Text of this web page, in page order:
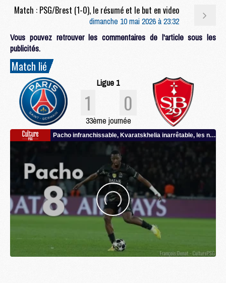
Match : PSG/Brest (1-0), le résumé et le but en video
dimanche 10 mai 2026 à 23:32
Vous pouvez retrouver les commentaires de l'article sous les
publicités.
Match lié
Ligue 1
1 0
33ème journée